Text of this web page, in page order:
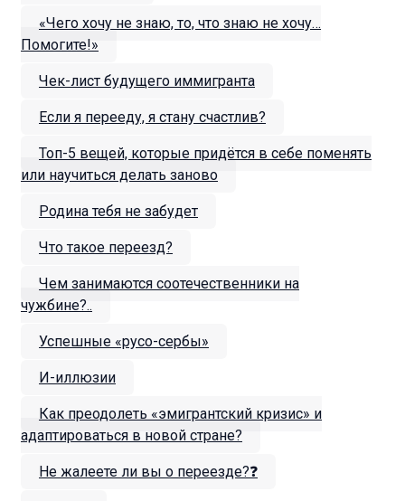
«Чего хочу не знаю, то, что знаю не хочу…
Помогите!»
Чек-лист будущего иммигранта
Если я перееду, я стану счастлив?
Топ-5 вещей, которые придётся в себе поменять
или научиться делать заново
Родина тебя не забудет
Что такое переезд?
Чем занимаются соотечественники на
чужбине?..
Успешные «русо-сербы»
И-иллюзии
Как преодолеть «эмигрантский кризис» и
адаптироваться в новой стране?
Не жалеете ли вы о переезде?❓